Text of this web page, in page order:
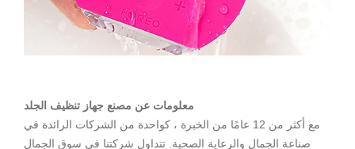
معلومات عن مصنع جهاز تنظيف الجلد
مع أكثر من 12 عامًا من الخبرة ، كواحدة من الشركات الرائدة في
صناعة الجمال والرعاية الصحية. تتداول شركتنا في سوق الجمال